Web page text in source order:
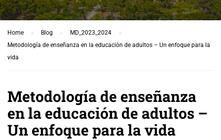
Home Blog
MD_2023_2024
Metodología de enseñanza en la educación de adultos – Un enfoque para la
vida
Metodología de enseñanza
en la educación de adultos –
Un enfoque para la vida